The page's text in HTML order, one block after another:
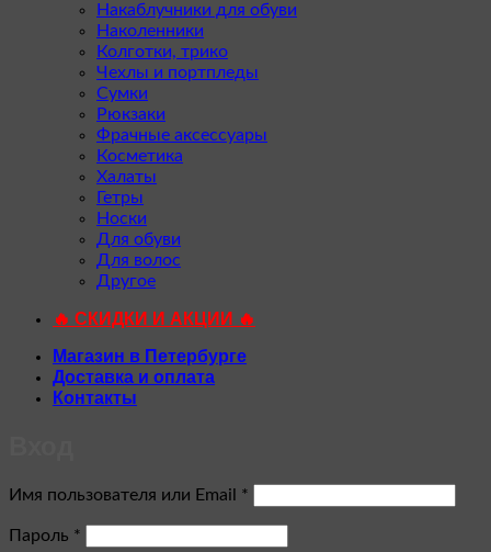
Накаблучники для обуви
Наколенники
Колготки, трико
Чехлы и портпледы
Сумки
Рюкзаки
Фрачные аксессуары
Косметика
Халаты
Гетры
Носки
Для обуви
Для волос
Другое
🔥 СКИДКИ И АКЦИИ 🔥
Магазин в Петербурге
Доставка и оплата
Контакты
Имя пользователя или Email *
Пароль *